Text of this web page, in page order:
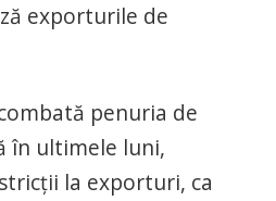
exporturile de
penuria de
în ultimele luni,
la exporturi, ca